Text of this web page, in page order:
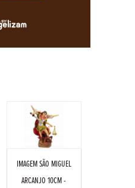
IMAGEM SÃO MIGUEL
ARCANJO 10CM -